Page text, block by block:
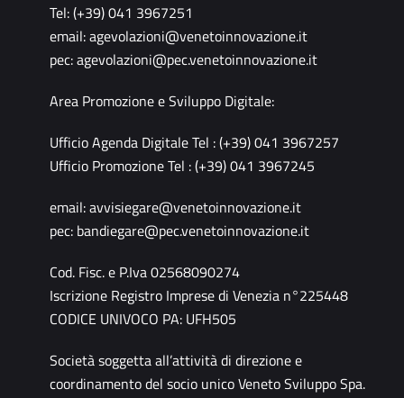
Tel: (+39) 041 3967251
email:agevolazioni@venetoinnovazione.it
pec:agevolazioni@pec.venetoinnovazione.it
Area Promozione e Sviluppo Digitale:
Ufficio Agenda Digitale Tel : (+39) 041 3967257
Ufficio Promozione Tel : (+39) 041 3967245
email:avvisiegare@venetoinnovazione.it
pec: bandiegare@pec.venetoinnovazione.it
Cod. Fisc. e P.Iva 02568090274
Iscrizione Registro Imprese di Venezia n°225448
CODICE UNIVOCO PA: UFH505
Società soggetta all’attività di direzione e
coordinamento del socio unico Veneto Sviluppo Spa.